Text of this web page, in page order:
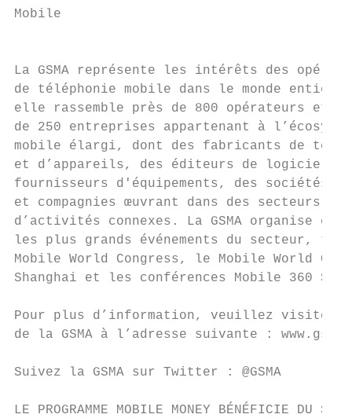
Mobile
La GSMA représente les intérêts des
de téléphonie mobile dans le monde
elle rassemble près de 800 opérateurs
de 250 entreprises appartenant à
mobile élargi, dont des fabricants de
et d’appareils, des éditeurs de
fournisseurs d'équipements, des sociétés
et compagnies œuvrant dans des
d’activités connexes. La GSMA organise
les plus grands événements du secteur,
Mobile World Congress, le Mobile World
Shanghai et les conférences Mobile 360
Pour plus d’information, veuillez
de la GSMA à l’adresse suivante :
Suivez la GSMA sur Twitter : @GSMA
LE PROGRAMME MOBILE MONEY BÉNÉFICIE DU